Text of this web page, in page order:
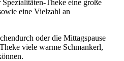
Theke eine große
eine Vielzahl an
oder die Mittagspause
viele warme Schmankerl,